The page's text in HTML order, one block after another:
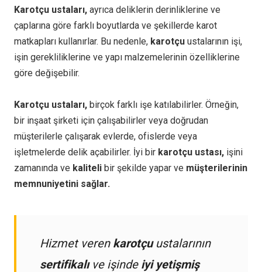
Karotçu ustaları, ayrıca deliklerin derinliklerine ve
çaplarına göre farklı boyutlarda ve şekillerde karot
matkapları kullanırlar. Bu nedenle, karotçu ustalarının işi,
işin gerekliliklerine ve yapı malzemelerinin özelliklerine
göre değişebilir.
Karotçu ustaları, birçok farklı işe katılabilirler. Örneğin,
bir inşaat şirketi için çalışabilirler veya doğrudan
müşterilerle çalışarak evlerde, ofislerde veya
işletmelerde delik açabilirler. İyi bir karotçu ustası, işini
zamanında ve kaliteli bir şekilde yapar ve müşterilerinin
memnuniyetini sağlar.
Hizmet veren karotçuustalarının
sertifikalıve işinde iyi yetişmiş